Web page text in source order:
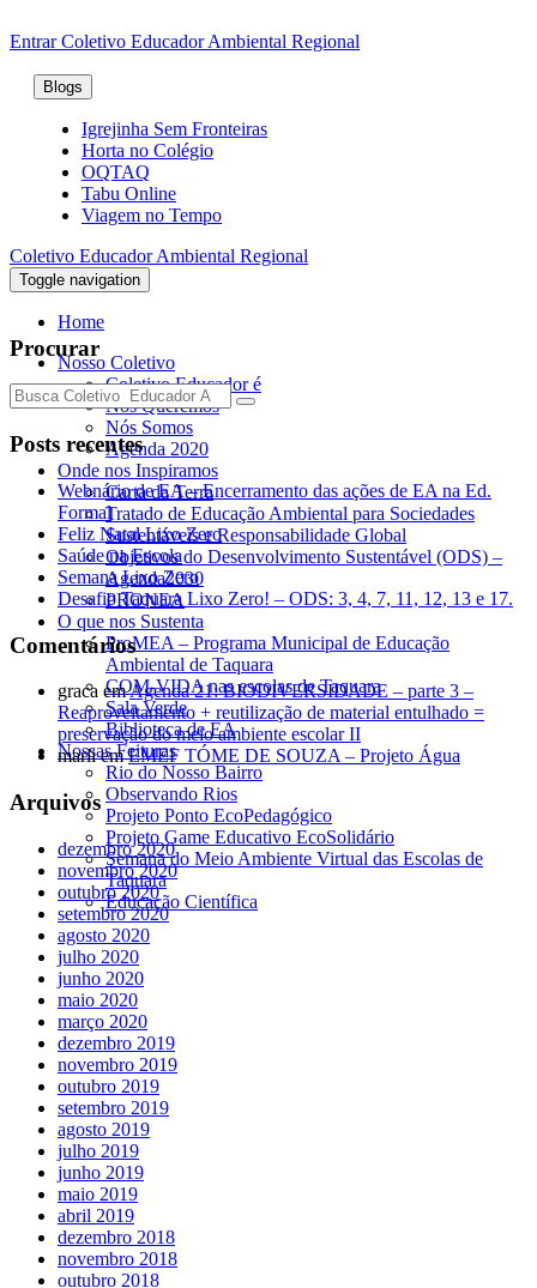
EntrarColetivo Educador Ambiental Regional
Blogs
Igrejinha Sem Fronteiras
Horta no Colégio
OQTAQ
Tabu Online
Viagem no Tempo
Coletivo Educador Ambiental Regional
Toggle navigation
Home
Nosso Coletivo
Coletivo Educador é
Nós Queremos
Nós Somos
Agenda 2020
Onde nos Inspiramos
Carta da Terra
Tratado de Educação Ambiental para Sociedades
Sustentáveis e Responsabilidade Global
Objetivos do Desenvolvimento Sustentável (ODS) –
Agenda2030
PRONEA
O que nos Sustenta
ProMEA – Programa Municipal de Educação
Ambiental de Taquara
COM-VIDA nas escolas de Taquara
Sala Verde
Biblioteca de EA
Nossas Feituras
Rio do Nosso Bairro
Observando Rios
Projeto Ponto EcoPedagógico
Projeto Game Educativo EcoSolidário
Semana do Meio Ambiente Virtual das Escolas de
Taquara
Educação Científica
Procurar
Posts recentes
Webnário de EA – Encerramento das ações de EA na Ed.
Formal
Feliz Natal Lixo Zero
Saúde na Escola
Semana Lixo Zero
Desafio Taquara Lixo Zero! – ODS: 3, 4, 7, 11, 12, 13 e 17.
Comentários
graca emAgenda 21: BIODIVERSIDADE – parte 3 –
Reaproveitamento + reutilização de material entulhado =
preservação do meio ambiente escolar II
marliemEMEF TÓME DE SOUZA – Projeto Água
Arquivos
dezembro 2020
novembro 2020
outubro 2020
setembro 2020
agosto 2020
julho 2020
junho 2020
maio 2020
março 2020
dezembro 2019
novembro 2019
outubro 2019
setembro 2019
agosto 2019
julho 2019
junho 2019
maio 2019
abril 2019
dezembro 2018
novembro 2018
outubro 2018